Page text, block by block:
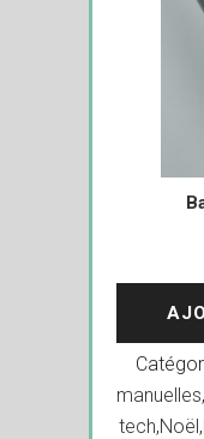
manuelles,
tech,Noël,